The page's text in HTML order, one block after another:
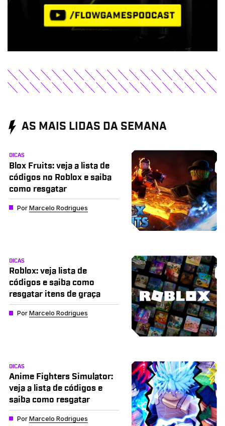
AS MAIS LIDAS DA SEMANA
DICAS
Blox Fruits: veja a lista de
códigos no Roblox e saiba
como resgatar
PorMarcelo Rodrigues
DICAS
Roblox: veja lista de
códigos e saiba como
resgatar itens de graça
PorMarcelo Rodrigues
DICAS
Anime Fighters Simulator:
veja a lista de códigos e
saiba como resgatar
PorMarcelo Rodrigues